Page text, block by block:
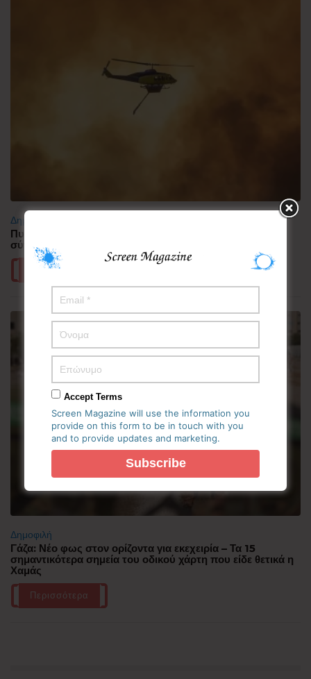
Δημοφιλή
Πυρκαγιά στη Δυτική Αττική – Ερευνώνται τα αίτια της
σύγκρουσης των δύο ελικοπτέρων
Περισσότερα
Δημοφιλή
Γάζα: Νέο φως στον ορίζοντα για εκεχειρία – Τα 15
σημαντικότερα σημεία του οδικού χάρτη που είδε θετικά η
Χαμάς
Περισσότερα
Accept Terms
Screen Magazine will use the information you
provide on this form to be in touch with you
and to provide updates and marketing.